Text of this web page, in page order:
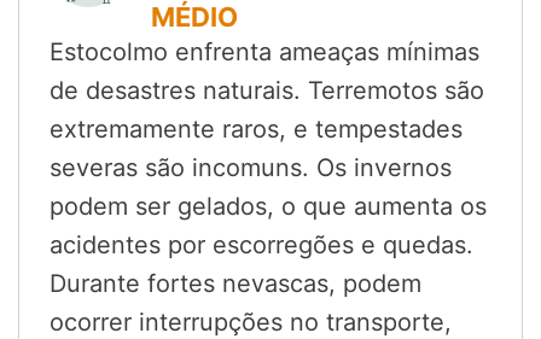
MÉDIO
Estocolmo enfrenta ameaças mínimas
de desastres naturais. Terremotos são
extremamente raros, e tempestades
severas são incomuns. Os invernos
podem ser gelados, o que aumenta os
acidentes por escorregões e quedas.
Durante fortes nevascas, podem
ocorrer interrupções no transporte,